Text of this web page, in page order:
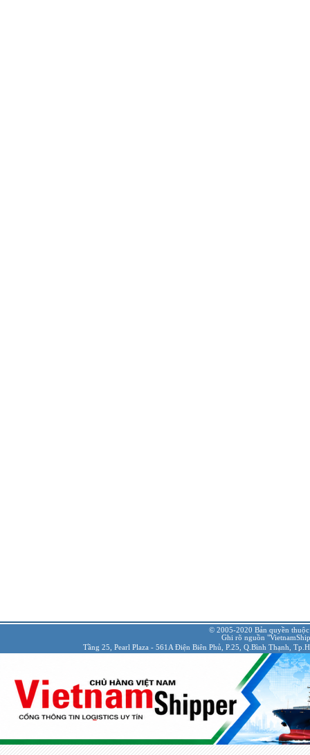
© 2005-2020 Bản quyền
Ghi rõ nguồn
Tầng 25, Pearl Plaza - 561A Điện Biên Phủ, P.25, Q.Bình Thạnh,